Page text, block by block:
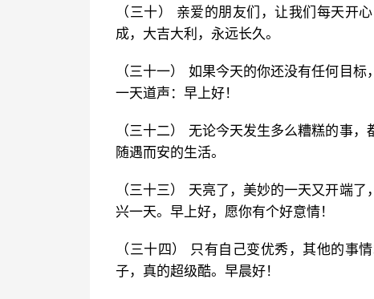
（三十） 亲爱的朋友们，让我们每天开
成，大吉大利，永远长久。
（三十一） 如果今天的你还没有任何目
一天道声：早上好！
（三十二） 无论今天发生多么糟糕的事
随遇而安的生活。
（三十三） 天亮了，美妙的一天又开端
兴一天。早上好，愿你有个好意情！
（三十四） 只有自己变优秀，其他的事
子，真的超级酷。早晨好！